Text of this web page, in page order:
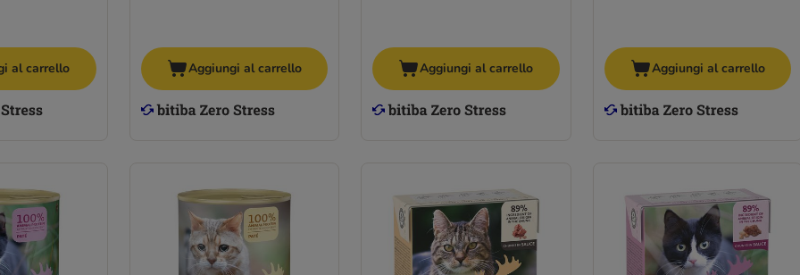
al carrello Aggiungi al carrello Aggiungi al carrello Aggiungi al carrello